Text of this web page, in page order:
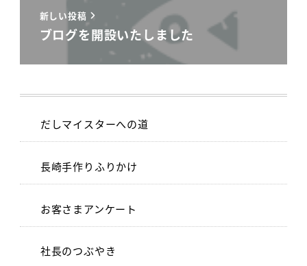
新しい投稿
ブログを開設いたしました
だしマイスターへの道
長崎手作りふりかけ
お客さまアンケート
社長のつぶやき